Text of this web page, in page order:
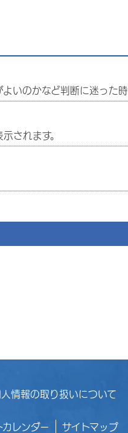
いのかなど判断に迷った
されます。
情報の取り扱いについて
カレンダー サイトマップ